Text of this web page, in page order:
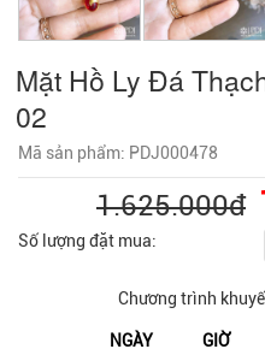
Mặt Hồ Ly Đá
02
Mã sản phẩm: PDJ000478
1.625.000đ
Số lượng đặt mua:
Chương trình
NGÀY GIỜ